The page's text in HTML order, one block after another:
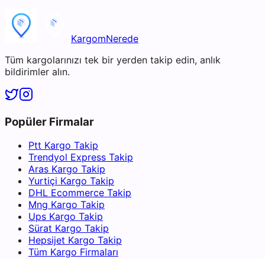
KargomNerede
Tüm kargolarınızı tek bir yerden takip edin, anlık
bildirimler alın.
Popüler Firmalar
Ptt Kargo Takip
Trendyol Express Takip
Aras Kargo Takip
Yurtiçi Kargo Takip
DHL Ecommerce Takip
Mng Kargo Takip
Ups Kargo Takip
Sürat Kargo Takip
Hepsijet Kargo Takip
Tüm Kargo Firmaları